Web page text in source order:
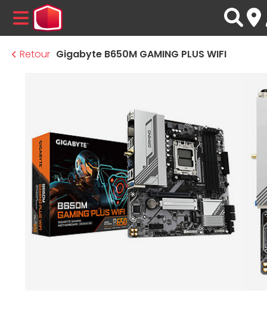
MENU
Retour Gigabyte B650M GAMING PLUS WIFI